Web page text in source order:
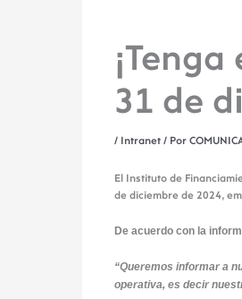
31 de
/ Intranet / Por
El Instituto de
de diciembre de 2024,
De acuerdo con la
“Queremos informar a
operativa, es decir